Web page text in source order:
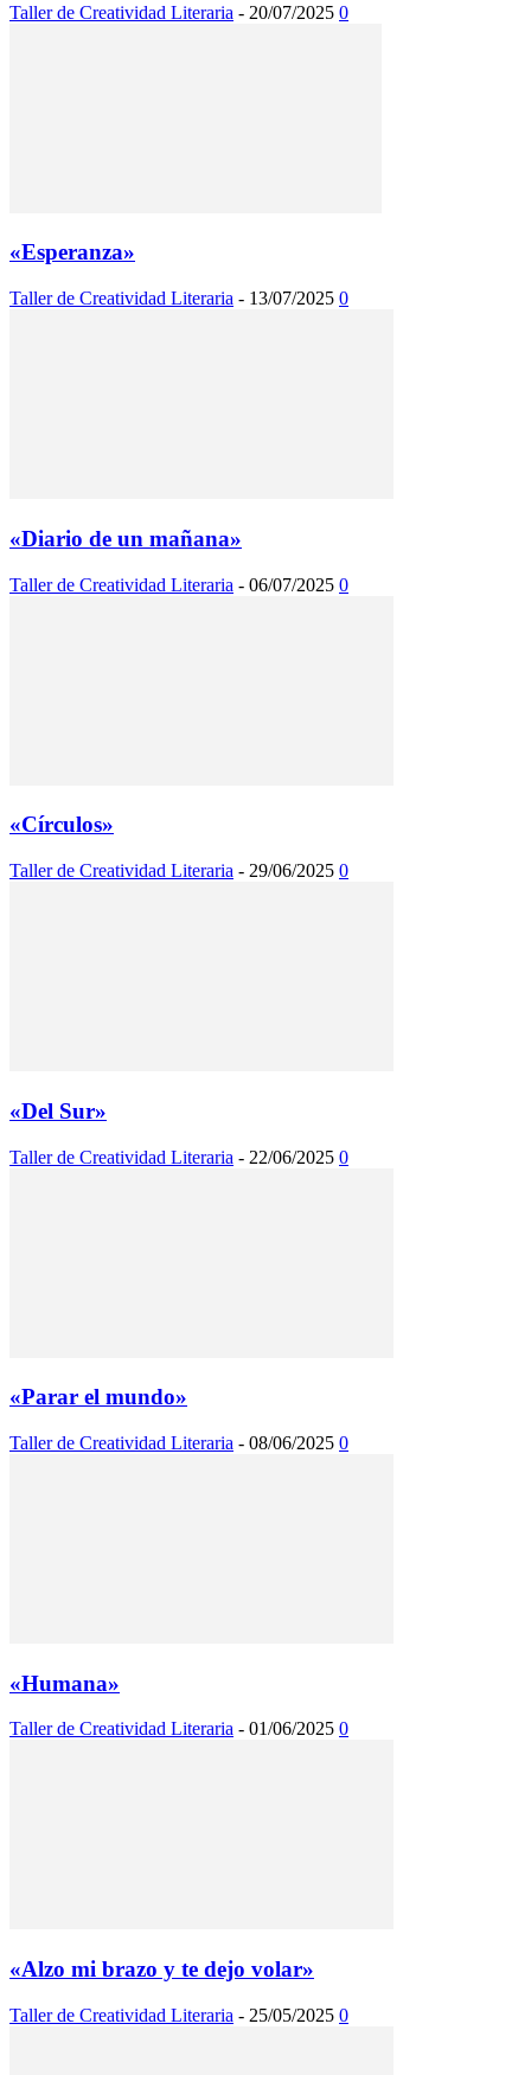
Taller de Creatividad Literaria - 20/07/2025 0
«Esperanza»
Taller de Creatividad Literaria - 13/07/2025 0
«Diario de un mañana»
Taller de Creatividad Literaria - 06/07/2025 0
«Círculos»
Taller de Creatividad Literaria - 29/06/2025 0
«Del Sur»
Taller de Creatividad Literaria - 22/06/2025 0
«Parar el mundo»
Taller de Creatividad Literaria - 08/06/2025 0
«Humana»
Taller de Creatividad Literaria - 01/06/2025 0
«Alzo mi brazo y te dejo volar»
Taller de Creatividad Literaria - 25/05/2025 0